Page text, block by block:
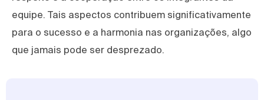
equipe. Tais aspectos contribuem significativamente
para o sucesso e a harmonia nas organizações, algo
que jamais pode ser desprezado.